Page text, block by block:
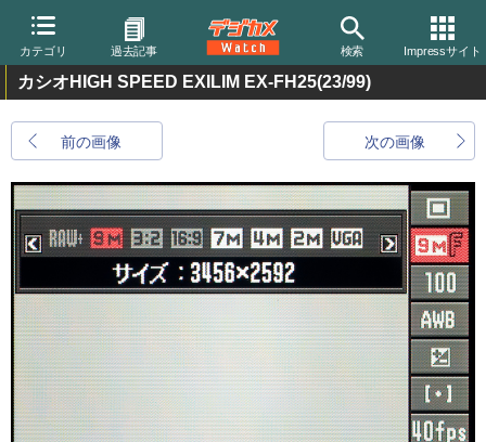
カテゴリ 過去記事 検索 Impressサイト
カシオHIGH SPEED EXILIM EX-FH25(23/99)
前の画像 次の画像